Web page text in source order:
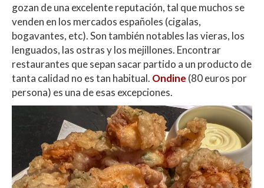
gozan de una excelente reputación, tal que muchos se
venden en los mercados españoles (cigalas,
bogavantes, etc). Son también notables las vieras, los
lenguados, las ostras y los mejillones. Encontrar
restaurantes que sepan sacar partido a un producto de
tanta calidad no es tan habitual. Ondine (80 euros por
persona) es una de esas excepciones.